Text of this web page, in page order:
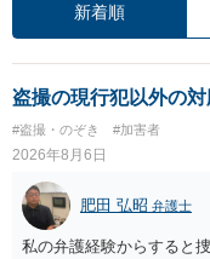
新着順
盗撮の現行犯以外の
#盗撮・のぞき #加害者
2026年8月6日
肥田 弘昭 弁護士
私の弁護経験からすると